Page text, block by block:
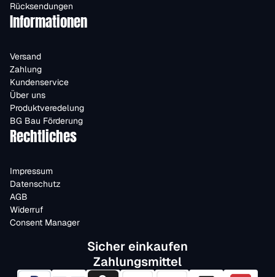
Rücksendungen
Informationen
Versand
Zahlung
Kundenservice
Über uns
Produktveredelung
BG Bau Förderung
Rechtliches
Impressum
Datenschutz
AGB
Widerruf
Consent Manager
Sicher einkaufen
Zahlungsmittel